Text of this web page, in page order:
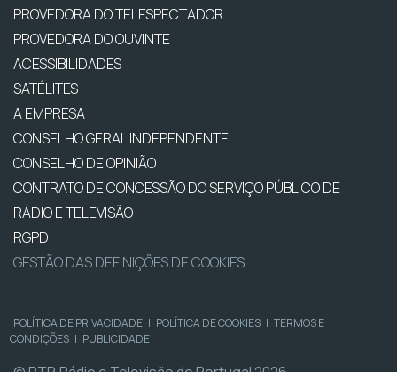
PROVEDORA DO TELESPECTADOR
PROVEDORA DO OUVINTE
ACESSIBILIDADES
SATÉLITES
A EMPRESA
CONSELHO GERAL INDEPENDENTE
CONSELHO DE OPINIÃO
CONTRATO DE CONCESSÃO DO SERVIÇO PÚBLICO DE
RÁDIO E TELEVISÃO
RGPD
GESTÃO DAS DEFINIÇÕES DE COOKIES
POLÍTICA DE PRIVACIDADE | POLÍTICA DE COOKIES | TERMOS E
CONDIÇÕES | PUBLICIDADE